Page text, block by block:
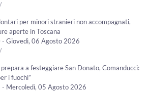
per minori stranieri non accompagnati,
aperte in Toscana
Giovedì, 06 Agosto 2026
a festeggiare San Donato, Comanducci:
i fuochi”
Mercoledì, 05 Agosto 2026